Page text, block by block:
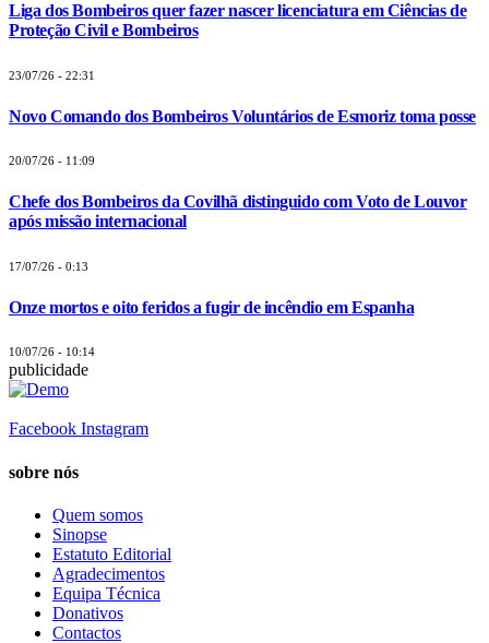
Liga dos Bombeiros quer fazer nascer licenciatura em Ciências de
Proteção Civil e Bombeiros
23/07/26 - 22:31
Novo Comando dos Bombeiros Voluntários de Esmoriz toma posse
20/07/26 - 11:09
Chefe dos Bombeiros da Covilhã distinguido com Voto de Louvor
após missão internacional
17/07/26 - 0:13
Onze mortos e oito feridos a fugir de incêndio em Espanha
10/07/26 - 10:14
publicidade
Facebook Instagram
sobre nós
Quem somos
Sinopse
Estatuto Editorial
Agradecimentos
Equipa Técnica
Donativos
Contactos